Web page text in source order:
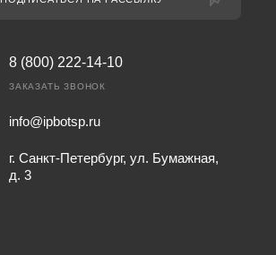
8 (800) 222-14-10
ЗАКАЗАТЬ ЗВОНОК
info@ipbotsp.ru
г. Санкт-Петербург, ул. Бумажная,
д. 3